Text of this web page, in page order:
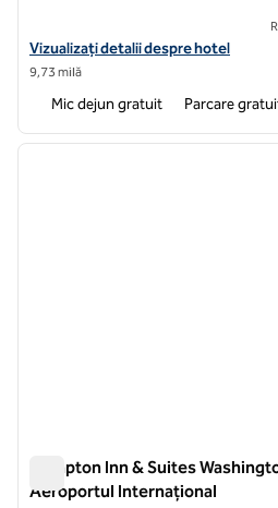
Vizualizați detaliile hotelului
Vizualizați detalii despre hotel
9,73 milă
Mic dejun gratuit Parcare
1 din 12
Hampton Inn & Suites
Aeroportul Internațional